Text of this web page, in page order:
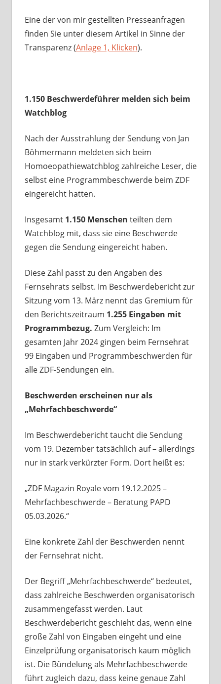
Eine der von mir gestellten Presseanfragen
finden Sie unter diesem Artikel in Sinne der
Transparenz (Anlage 1, Klicken).
1.150 Beschwerdeführer melden sich beim
Watchblog
Nach der Ausstrahlung der Sendung von Jan
Böhmermann meldeten sich beim
Homoeopathiewatchblog zahlreiche Leser, die
selbst eine Programmbeschwerde beim ZDF
eingereicht hatten.
Insgesamt 1.150 Menschen teilten dem
Watchblog mit, dass sie eine Beschwerde
gegen die Sendung eingereicht haben.
Diese Zahl passt zu den Angaben des
Fernsehrats selbst. Im Beschwerdebericht zur
Sitzung vom 13. März nennt das Gremium für
den Berichtszeitraum 1.255 Eingaben mit
Programmbezug. Zum Vergleich: Im
gesamten Jahr 2024 gingen beim Fernsehrat
99 Eingaben und Programmbeschwerden für
alle ZDF-Sendungen ein.
Beschwerden erscheinen nur als
„Mehrfachbeschwerde“
Im Beschwerdebericht taucht die Sendung
vom 19. Dezember tatsächlich auf – allerdings
nur in stark verkürzter Form. Dort heißt es:
„ZDF Magazin Royale vom 19.12.2025 –
Mehrfachbeschwerde – Beratung PAPD
05.03.2026.“
Eine konkrete Zahl der Beschwerden nennt
der Fernsehrat nicht.
Der Begriff „Mehrfachbeschwerde“ bedeutet,
dass zahlreiche Beschwerden organisatorisch
zusammengefasst werden. Laut
Beschwerdebericht geschieht das, wenn eine
große Zahl von Eingaben eingeht und eine
Einzelprüfung organisatorisch kaum möglich
ist. Die Bündelung als Mehrfachbeschwerde
führt zugleich dazu, dass keine genaue Zahl